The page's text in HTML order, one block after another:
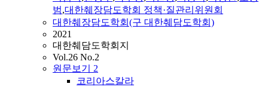
범,대한췌장담도학회 정책·질관리위원회
대한췌장담도학회(구 대한췌담도학회)
2021
대한췌담도학회지
Vol.26 No.2
원문보기 2
코리아스칼라